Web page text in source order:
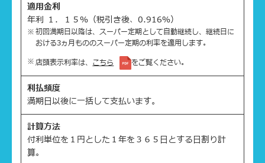
適用金利
年利 １．１５％（税引き後、0.916％）
初回満期日以降は、スーパー定期として自動継続し、継続日に
おける3ヵ月もののスーパー定期の利率を適用します。
店頭表示利率は、 こちら をご覧ください。
利払頻度
満期日以後に一括して支払います。
計算方法
付利単位を１円とした１年を３６５日とする日割り計
算。